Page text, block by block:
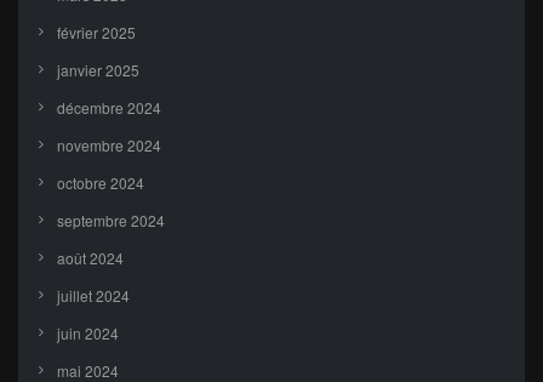
février 2025
janvier 2025
décembre 2024
novembre 2024
octobre 2024
septembre 2024
août 2024
juillet 2024
juin 2024
mai 2024